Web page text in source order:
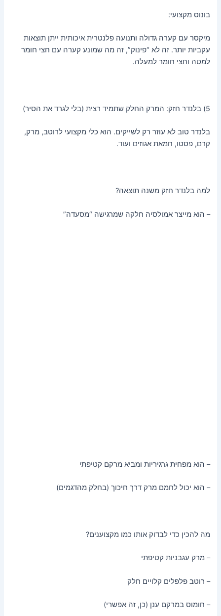
בונוס מקצועי:
מיקסר עם קערה גדולה ותנועה פלנטרית איכותית ייתן תוצאות
עקביות יותר. זה לא “פינוק”, זה מה שמונע קערה עם חצי חומר
למטה וחצי חומר למעלה.
5) בלנדר חזק: המרק החלק שתמיד רצית (בלי לגרד את הסיר)
בלנדר טוב לא עוזר רק לשייקים. הוא כלי מקצועי לרוטב, מרק,
קרם, פסטו, חמאת אגוזים ועוד.
למה בלנדר חזק משנה תוצאה?
– הוא מייצר אמולסיה חלקה שמרגישה “מסעדה”
– הוא מפחית גרגיריות ומביא מרקם קטיפתי
– הוא יכול לחמם מרק דרך חיכוך (בחלק מהדגמים)
מה להכין כדי לבדוק אותו כמו מקצוענים?
– מרק עגבניות קטיפתי
– רוטב פלפלים קלויים חלק
– חומוס במרקם ענן (כן, זה אפשרי)